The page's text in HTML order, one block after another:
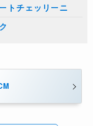
トチェッリーニ